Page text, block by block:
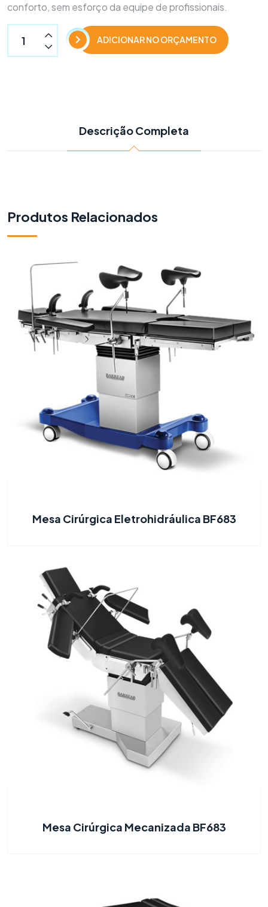
conforto, sem esforço da equipe de profissionais.
ADICIONAR NO ORÇAMENTO
Descrição Completa
Produtos Relacionados
Mesa Cirúrgica Eletrohidráulica BF683
Mesa Cirúrgica Mecanizada BF683